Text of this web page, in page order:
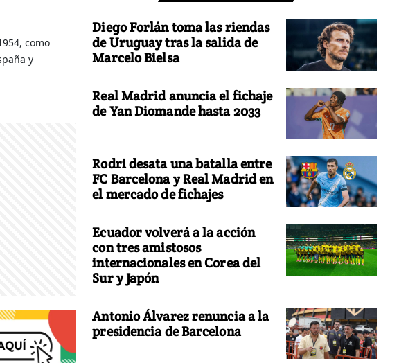
como
y
Diego Forlán toma las riendas
de Uruguay tras la salida de
Marcelo Bielsa
Real Madrid anuncia el fichaje
de Yan Diomande hasta 2033
Rodri desata una batalla entre
FC Barcelona y Real Madrid en
el mercado de fichajes
Ecuador volverá a la acción
con tres amistosos
internacionales en Corea del
Sur y Japón
Antonio Álvarez renuncia a la
presidencia de Barcelona